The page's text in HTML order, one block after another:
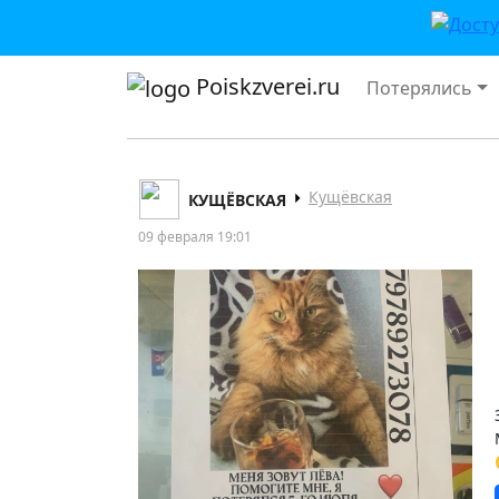
Poiskzverei.ru Потерялись
КУЩЁВСКАЯ Кущёвская
09 февраля 19:01